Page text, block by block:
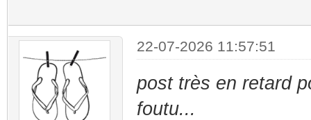
22-07-2026 11:57:51
post très en retard
foutu...